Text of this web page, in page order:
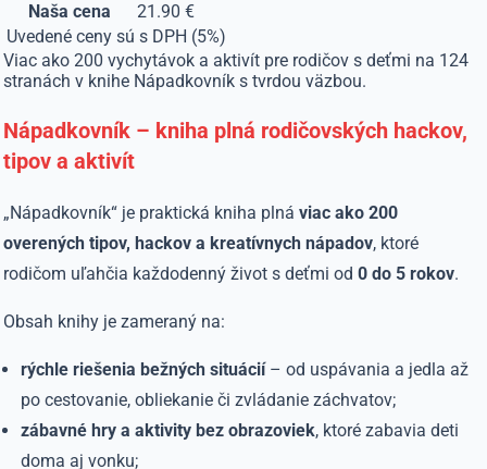
Naša cena
21.90 €
Uvedené ceny sú s DPH (5%)
Viac ako 200 vychytávok a aktivít pre rodičov s deťmi na 124
stranách v knihe Nápadkovník s tvrdou väzbou.
Nápadkovník – kniha plná rodičovských hackov,
tipov a aktivít
„Nápadkovník“ je praktická kniha plnáviac ako 200
overených tipov, hackov a kreatívnych nápadov, ktoré
rodičom uľahčia každodenný život s deťmi od0 do 5 rokov.
Obsah knihy je zameraný na:
rýchle riešenia bežných situácií– od uspávania a jedla až
po cestovanie, obliekanie či zvládanie záchvatov;
zábavné hry a aktivity bez obrazoviek, ktoré zabavia deti
doma aj vonku;